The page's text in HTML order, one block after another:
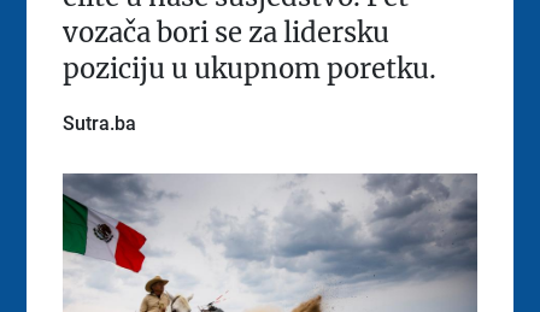
vozača bori se za lidersku
poziciju u ukupnom poretku.
Sutra.ba